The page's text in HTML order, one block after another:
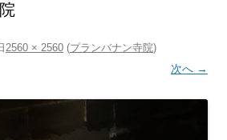
2560 × 2560 (プランバナン寺院)
次へ →